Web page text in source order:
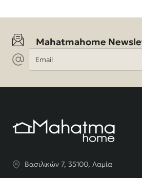
Mahatmahome
Email
Βασιλικών 7, 35100, Λαμία